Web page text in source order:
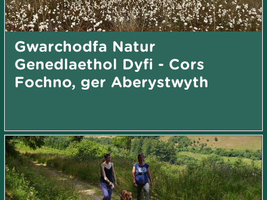
Gwarchodfa Natur
Genedlaethol Dyfi - Cors
Fochno, ger Aberystwyth